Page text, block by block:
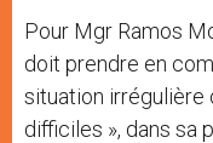
Pour Mgr Ramos
doit prendre en
situation irrégulière
difficiles », dans sa